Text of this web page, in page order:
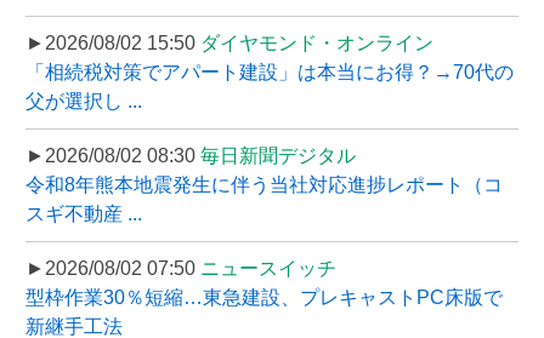
►2026/08/02 15:50 ダイヤモンド・オンライン
「相続税対策でアパート建設」は本当にお得？→70代の
父が選択し ...
►2026/08/02 08:30 毎日新聞デジタル
令和8年熊本地震発生に伴う当社対応進捗レポート（コ
スギ不動産 ...
►2026/08/02 07:50 ニュースイッチ
型枠作業30％短縮…東急建設、プレキャストPC床版で
新継手工法